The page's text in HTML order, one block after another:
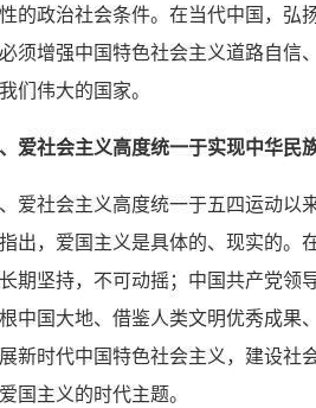
的政治社会条件。在当代中国，
须增强中国特色社会主义道路自
们伟大的国家。
爱社会主义高度统一于实现中华民
爱社会主义高度统一于五四运动
出，爱国主义是具体的、现实的
期坚持，不可动摇；中国共产党
中国大地、借鉴人类文明优秀成
新时代中国特色社会主义，建设社
国主义的时代主题。